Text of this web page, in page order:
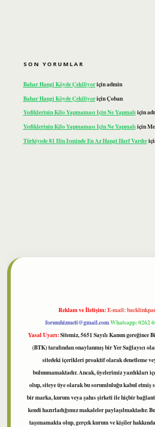
SON YORUMLAR
Bahar Hangi Köyde Çekiliyoriçinadmin
Bahar Hangi Köyde ÇekiliyoriçinÇoban
Yediklerinin Kilo Yapmaması Için Ne Yapmalıiçin
Yediklerinin Kilo Yapmaması Için Ne Yapmalıiçin
Türkiyede 81 Ilin Isminde En Az Hangi Harf Vardır
Reklam ve İletişim:E-mail:
forumhizmeti@gmail.comWhatsapp: 0262
Yasal Uyarı:Sitemiz, 5651 Sayılı Kanun
(BTK) tarafından onaylanmış bir Yer Sağlayıcı
sitedeki içerikleri proaktif olarak denetleme
bulunmamaktadır. Ancak, üyelerimiz yazdıkları
olup, siteye üye olarak bu sorumluluğu kabul etmiş
bir marka, kurum veya şahıs şirketi ile hiçbir
kendi hazırladığımız makaleler paylaşılmaktadır.
taşımamakta olup, gerçek kurum ve kişiler